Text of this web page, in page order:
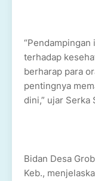
terhadap
berharap para
pentingnya
dini,” ujar Serka
Bidan Desa
Keb.,